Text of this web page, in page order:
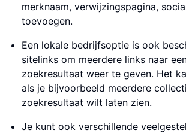
merknaam, verwijzingspagina,
toevoegen.
Een lokale bedrijfsoptie is ook
sitelinks om meerdere links naar
zoekresultaat weer te geven. Het
als je bijvoorbeeld meerdere
zoekresultaat wilt laten zien.
Je kunt ook verschillende